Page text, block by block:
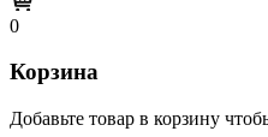
0
Корзина
Добавьте товар в корзину